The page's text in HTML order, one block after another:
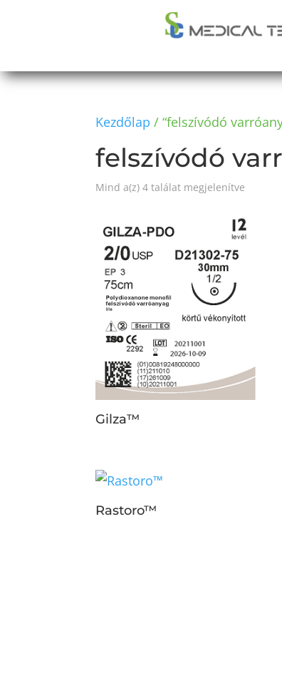
Kezdőlap / “felszívódó
felszívódó
Mind a(z) 4 találat megjelenítve
Gilza™
Rastoro™